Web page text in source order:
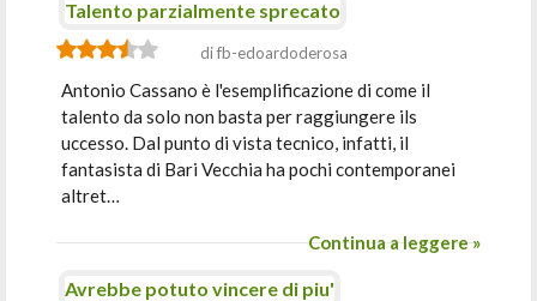
Talento parzialmente sprecato
di fb-edoardoderosa
Antonio Cassano è l'esemplificazione di come il
talento da solo non basta per raggiungere ils
uccesso. Dal punto di vista tecnico, infatti, il
fantasista di Bari Vecchia ha pochi contemporanei
altret…
Continua a leggere »
Avrebbe potuto vincere di piu'